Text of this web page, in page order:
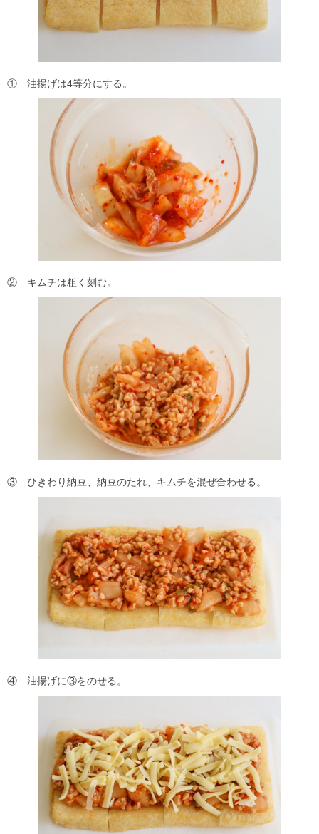
① 油揚げは4等分にする。
② キムチは粗く刻む。
③ ひきわり納豆、納豆のたれ、キムチを混ぜ合わせる。
④ 油揚げに③をのせる。